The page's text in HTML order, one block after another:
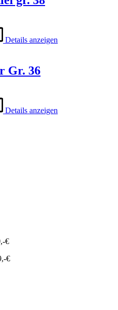
Details anzeigen
Gr. 36
Details anzeigen
€
€